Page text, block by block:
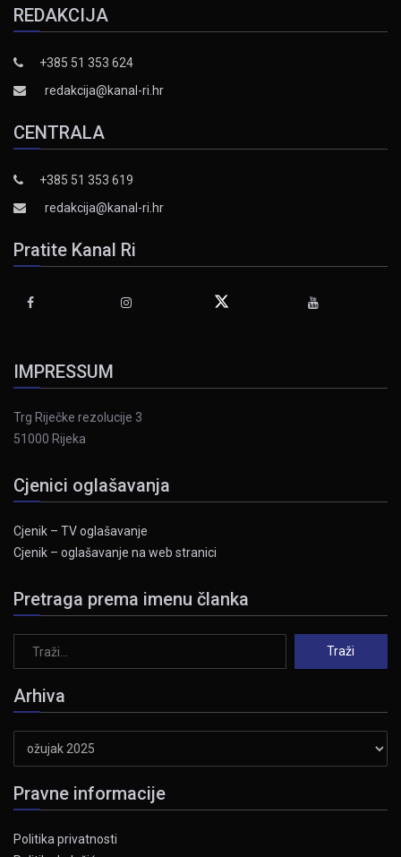
REDAKCIJA
+385 51 353 624
redakcija@kanal-ri.hr
CENTRALA
+385 51 353 619
redakcija@kanal-ri.hr
Pratite Kanal Ri
IMPRESSUM
Trg Riječke rezolucije 3
51000 Rijeka
Cjenici oglašavanja
Cjenik – TV oglašavanje
Cjenik – oglašavanje na web stranici
Pretraga prema imenu članka
Arhiva
Pravne informacije
Politika privatnosti